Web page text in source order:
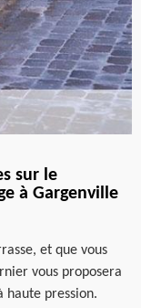
sur le
à Gargenville
et que vous
vous proposera
haute pression.